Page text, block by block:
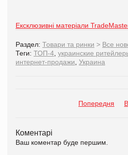
Ексклюзивні матеріали
Раздел: Товари та ринки > Все
Теги: ТОП-4 украинские
интернет-продажи Украина
Попередня
Коментарі
Ваш коментар буде першим.